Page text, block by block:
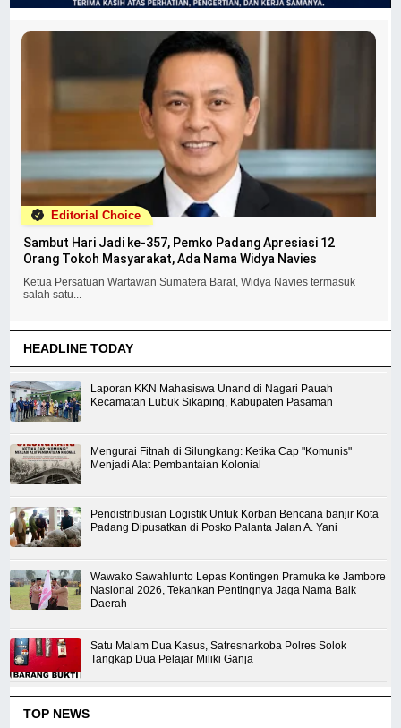
Editorial Choice
Sambut Hari Jadi ke-357, Pemko Padang Apresiasi 12
Orang Tokoh Masyarakat, Ada Nama Widya Navies
Ketua Persatuan Wartawan Sumatera Barat, Widya Navies termasuk
salah satu...
HEADLINE TODAY
Laporan KKN Mahasiswa Unand di Nagari Pauah
Kecamatan Lubuk Sikaping, Kabupaten Pasaman
Mengurai Fitnah di Silungkang: Ketika Cap "Komunis"
Menjadi Alat Pembantaian Kolonial
Pendistribusian Logistik Untuk Korban Bencana banjir Kota
Padang Dipusatkan di Posko Palanta Jalan A. Yani
Wawako Sawahlunto Lepas Kontingen Pramuka ke Jambore
Nasional 2026, Tekankan Pentingnya Jaga Nama Baik
Daerah
Satu Malam Dua Kasus, Satresnarkoba Polres Solok
Tangkap Dua Pelajar Miliki Ganja
TOP NEWS